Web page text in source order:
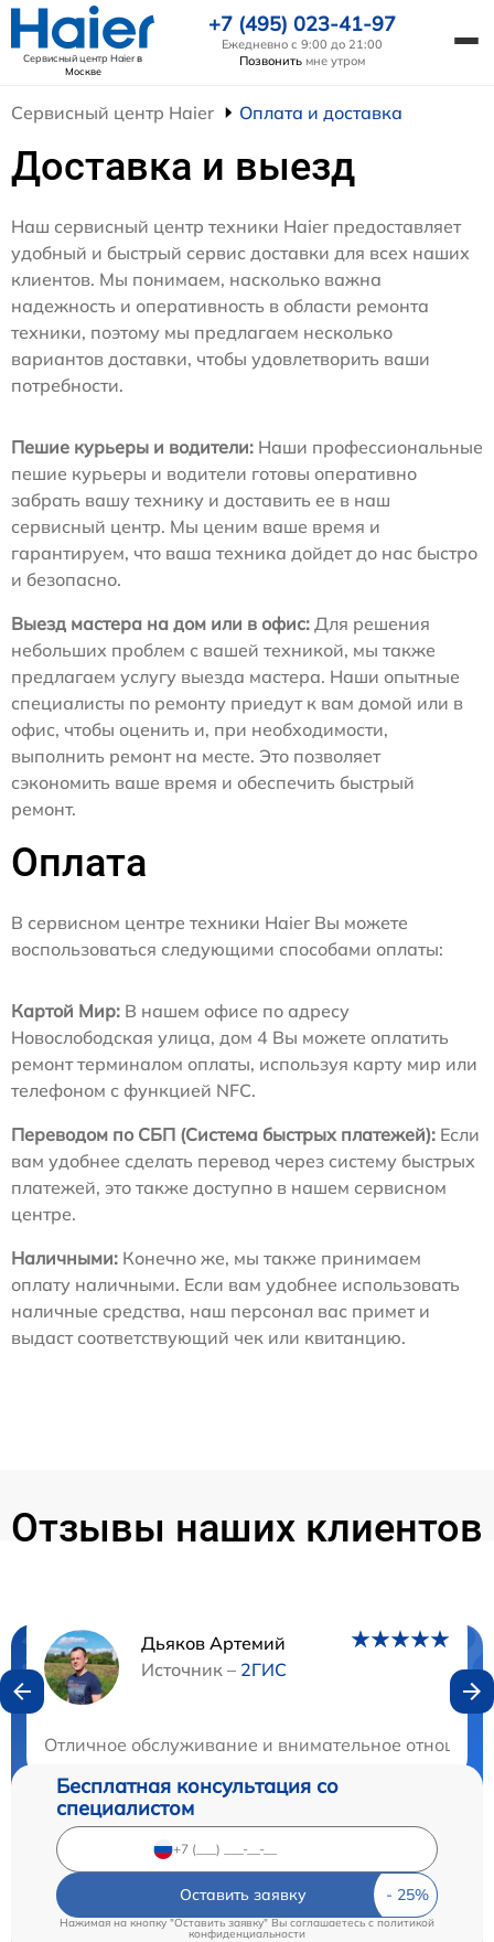
Сервисный центр Haierв
Москве
+7 (495) 023-41-97
Ежедневно с 9:00 до 21:00
Позвонить мне утром
Сервисный центр Haier Оплата и доставка
Доставка и выезд
Наш сервисный центр техники Haier предоставляет
удобный и быстрый сервис доставки для всех наших
клиентов. Мы понимаем, насколько важна
надежность и оперативность в области ремонта
техники, поэтому мы предлагаем несколько
вариантов доставки, чтобы удовлетворить ваши
потребности.
Пешие курьеры и водители: Наши профессиональные
пешие курьеры и водители готовы оперативно
забрать вашу технику и доставить ее в наш
сервисный центр. Мы ценим ваше время и
гарантируем, что ваша техника дойдет до нас быстро
и безопасно.
Выезд мастера на дом или в офис: Для решения
небольших проблем с вашей техникой, мы также
предлагаем услугу выезда мастера. Наши опытные
специалисты по ремонту приедут к вам домой или в
офис, чтобы оценить и, при необходимости,
выполнить ремонт на месте. Это позволяет
сэкономить ваше время и обеспечить быстрый
ремонт.
Оплата
В сервисном центре техники Haier Вы можете
воспользоваться следующими способами оплаты:
Картой Мир: В нашем офисе по адресу
Новослободская улица, дом 4 Вы можете оплатить
ремонт терминалом оплаты, используя карту мир или
телефоном с функцией NFC.
Переводом по СБП (Система быстрых платежей): Если
вам удобнее сделать перевод через систему быстрых
платежей, это также доступно в нашем сервисном
центре.
Наличными: Конечно же, мы также принимаем
оплату наличными. Если вам удобнее использовать
наличные средства, наш персонал вас примет и
выдаст соответствующий чек или квитанцию.
Отзывы наших клиентов
Дьяков Артемий
Источник – 2ГИС
Отличное обслуживание и внимательное
Нужна консультация?
Бесплатная консультация со
специалистом
Оставить заявку
Нажимая на кнопку "Оставить заявку" Вы соглашаетесь cполитикой
конфиденциальности